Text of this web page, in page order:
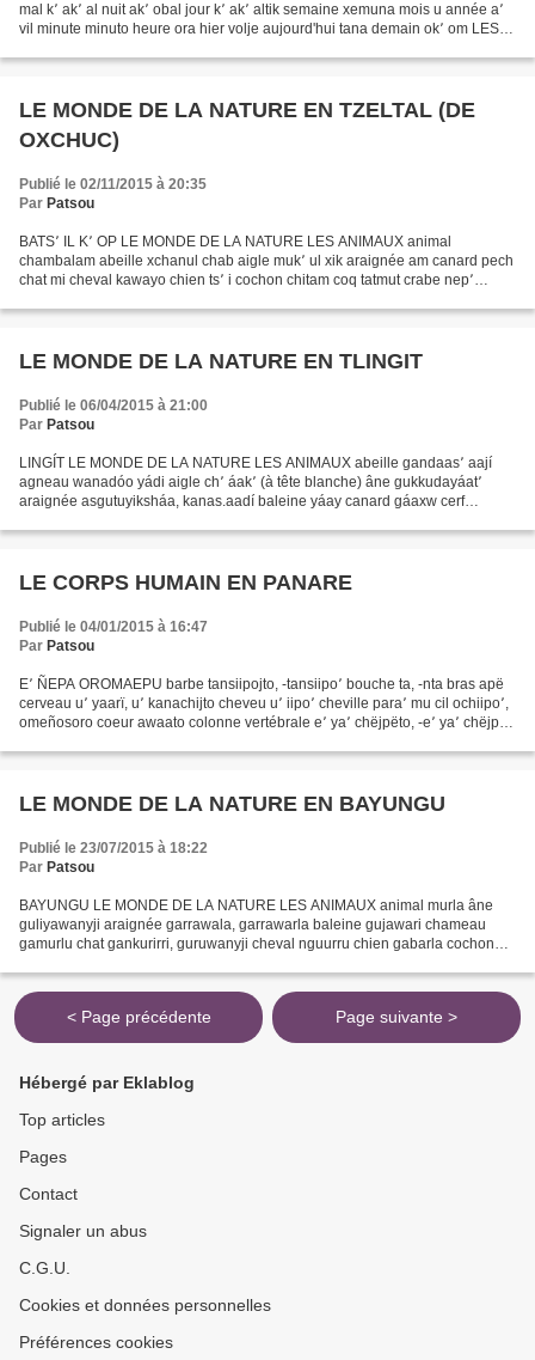
mal k՚ ak՚ al nuit ak՚ obal jour k՚ ak՚ altik semaine xemuna mois u année a՚
vil minute minuto heure ora hier volje aujourd'hui tana demain ok՚ om LES
LE MONDE DE LA NATURE EN TZELTAL (DE
OXCHUC)
Publié le 02/11/2015 à 20:35
Par Patsou
BATS՚ IL K՚ OP LE MONDE DE LA NATURE LES ANIMAUX animal
chambalam abeille xchanul chab aigle muk՚ ul xik araignée am canard pech
chat mi cheval kawayo chien ts՚ i cochon chitam coq tatmut crabe nep՚
LE MONDE DE LA NATURE EN TLINGIT
Publié le 06/04/2015 à 21:00
Par Patsou
LINGÍT LE MONDE DE LA NATURE LES ANIMAUX abeille gandaas՚ aají
agneau wanadóo yádi aigle ch՚ áak՚ (à tête blanche) âne gukkudayáat՚
araignée asgutuyiksháa, kanas.aadí baleine yáay canard gáaxw cerf
LE CORPS HUMAIN EN PANARE
Publié le 04/01/2015 à 16:47
Par Patsou
E՚ ÑEPA OROMAEPU barbe tansiipojto, -tansiipo՚ bouche ta, -nta bras apë
cerveau u՚ yaarï, u՚ kanachijto cheveu u՚ iipo՚ cheville para՚ mu cil ochiipo՚,
omeñosoro coeur awaato colonne vertébrale e՚ ya՚ chëjpëto, -e՚ ya՚ chëjpë
LE MONDE DE LA NATURE EN BAYUNGU
Publié le 23/07/2015 à 18:22
Par Patsou
BAYUNGU LE MONDE DE LA NATURE LES ANIMAUX animal murla âne
guliyawanyji araignée garrawala, garrawarla baleine gujawari chameau
gamurlu chat gankurirri, guruwanyji cheval nguurru chien gabarla cochon
< Page précédente Page suivante >
Hébergé par Eklablog
Top articles
Pages
Contact
Signaler un abus
C.G.U.
Cookies et données personnelles
Préférences cookies